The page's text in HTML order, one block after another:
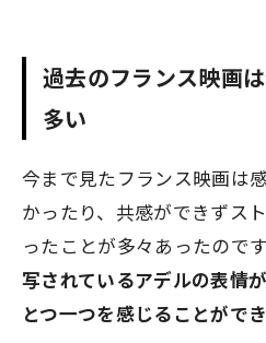
過去のフランス映画
多い
今まで見たフランス映画は
かったり、共感ができずス
ったことが多々あったのです
写されているアデルの表情
とつ一つを感じることができ